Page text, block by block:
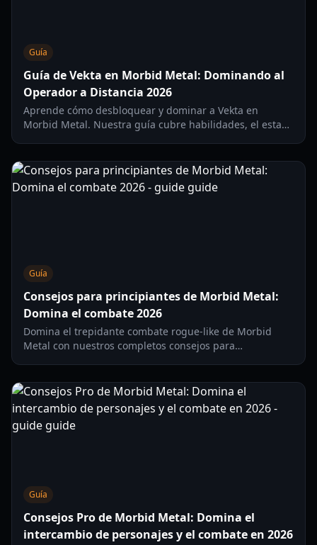
Guía
Guía de Vekta en Morbid Metal: Dominando al
Operador a Distancia 2026
Aprende cómo desbloquear y dominar a Vekta en
Morbid Metal. Nuestra guía cubre habilidades, el estado
Guía
Consejos para principiantes de Morbid Metal:
Domina el combate 2026
Domina el trepidante combate rogue-like de Morbid
Metal con nuestros completos consejos para
Guía
Consejos Pro de Morbid Metal: Domina el
intercambio de personajes y el combate en 2026